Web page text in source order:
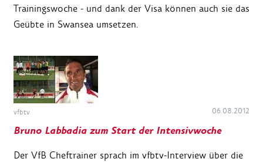
Trainingswoche - und dank der Visa können auch sie das
Geübte in Swansea umsetzen.
vfbtv 06.08.2012
Bruno Labbadia zum Start der Intensivwoche
Der VfB Cheftrainer sprach im vfbtv-Interview über die